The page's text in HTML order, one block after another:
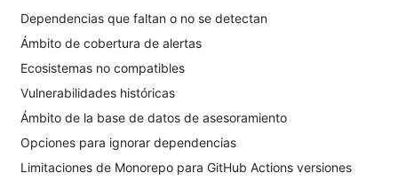
Dependencias que faltan o no se detectan
Ámbito de cobertura de alertas
Ecosistemas no compatibles
Vulnerabilidades históricas
Ámbito de la base de datos de asesoramiento
Opciones para ignorar dependencias
Limitaciones de Monorepo para GitHub Actions versiones